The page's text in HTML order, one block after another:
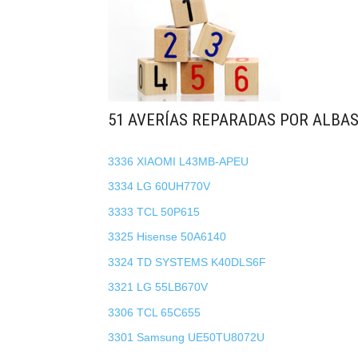
51 AVERÍAS REPARADAS POR
3336 XIAOMI L43MB-APEU
3334 LG 60UH770V
3333 TCL 50P615
3325 Hisense 50A6140
3324 TD SYSTEMS K40DLS6F
3321 LG 55LB670V
3306 TCL 65C655
3301 Samsung UE50TU8072U